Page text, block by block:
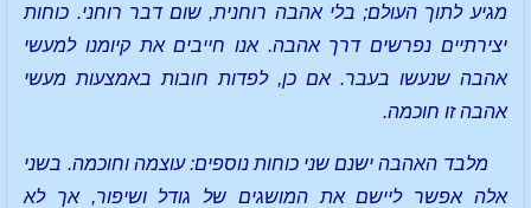
מגיע לתוך העולם; בלי אהבה רוחנית, שום דבר רוחני. כוחות
יצירתיים נפרשים דרך אהבה. אנו חייבים את קיומנו למעשי
אהבה שנעשו בעבר. אם כן, לפדות חובות באמצעות מעשי
אהבה זו חוכמה.
מלבד האהבה ישנם שני כוחות נוספים: עוצמה וחוכמה. בשני
אלה אפשר ליישם את המושגים של גודל ושיפור, אך לא